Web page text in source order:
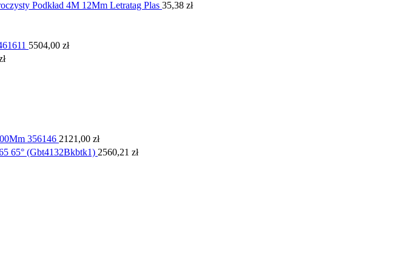
Podkład 4M 12Mm Letratag Plas 35,38 zł
5504,00 zł
356146 2121,00 zł
65° (Gbt4132Bkbtk1) 2560,21 zł